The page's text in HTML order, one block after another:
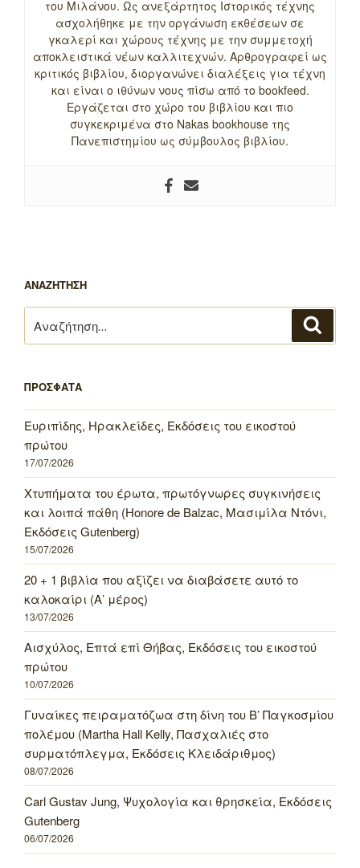
του Μιλάνου. Ως ανεξάρτητος Ιστορικός τέχνης
ασχολήθηκε με την οργάνωση εκθέσεων σε
γκαλερί και χώρους τέχνης με την συμμετοχή
αποκλειστικά νέων καλλιτεχνών. Αρθρογραφεί ως
κριτικός βιβλίου, διοργανώνει διαλέξεις για τέχνη
και είναι ο ιθύνων νους πίσω από το bookfeed.
Εργάζεται στο χώρο του βιβλίου και πιο
συγκεκριμένα στο Nakas bookhouse της
Πανεπιστημίου ως σύμβουλος βιβλίου.
ΑΝΑΖΗΤΗΣΗ
για:
ΠΡΟΣΦΑΤΑ
Ευριπίδης, Ηρακλείδες, Εκδόσεις του εικοστού
πρώτου
17/07/2026
Χτυπήματα του έρωτα, πρωτόγνωρες συγκινήσεις
και λοιπά πάθη (Honore de Balzac, Μασιμίλα Ντόνι,
Εκδόσεις Gutenberg)
15/07/2026
20 + 1 βιβλία που αξίζει να διαβάσετε αυτό το
καλοκαίρι (Α’ μέρος)
13/07/2026
Αισχύλος, Επτά επί Θήβας, Εκδόσεις του εικοστού
πρώτου
10/07/2026
Γυναίκες πειραματόζωα στη δίνη του Β’ Παγκοσμίου
πολέμου (Martha Hall Kelly, Πασχαλιές στο
συρματόπλεγμα, Εκδόσεις Κλειδάριθμος)
08/07/2026
Carl Gustav Jung, Ψυχολογία και θρησκεία, Εκδόσεις
Gutenberg
06/07/2026